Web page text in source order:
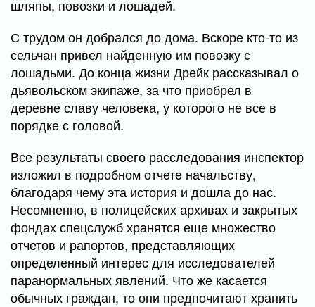
шляпы, повозки и лошадей.
С трудом он добрался до дома. Вскоре кто-то из
сельчан привел найденную им повозку с
лошадьми. До конца жизни Дрейк рассказывал о
дьявольском экипаже, за что приобрел в
деревне славу человека, у которого не все в
порядке с головой.
Все результаты своего расследования инспектор
изложил в подробном отчете начальству,
благодаря чему эта история и дошла до нас.
Несомненно, в полицейских архивах и закрытых
фондах спецслужб хранятся еще множество
отчетов и рапортов, представляющих
определенный интерес для исследователей
паранормальных явлений. Что же касается
обычных граждан, то они предпочитают хранить